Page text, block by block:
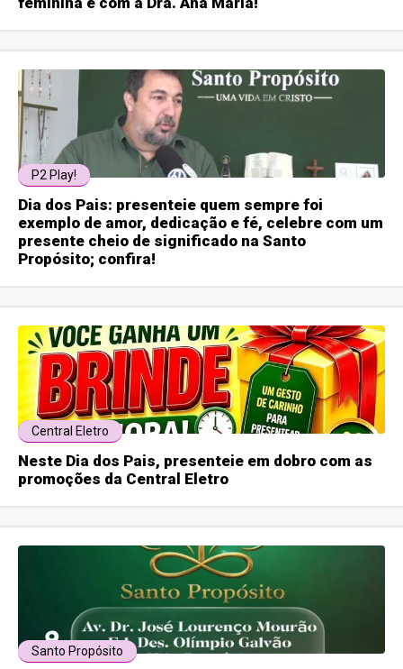
P2 Play!
Dia dos Pais: presenteie quem sempre foi
exemplo de amor, dedicação e fé, celebre com um
presente cheio de significado na Santo
Propósito; confira!
Central Eletro
Neste Dia dos Pais, presenteie em dobro com as
promoções da Central Eletro
Santo Propósito